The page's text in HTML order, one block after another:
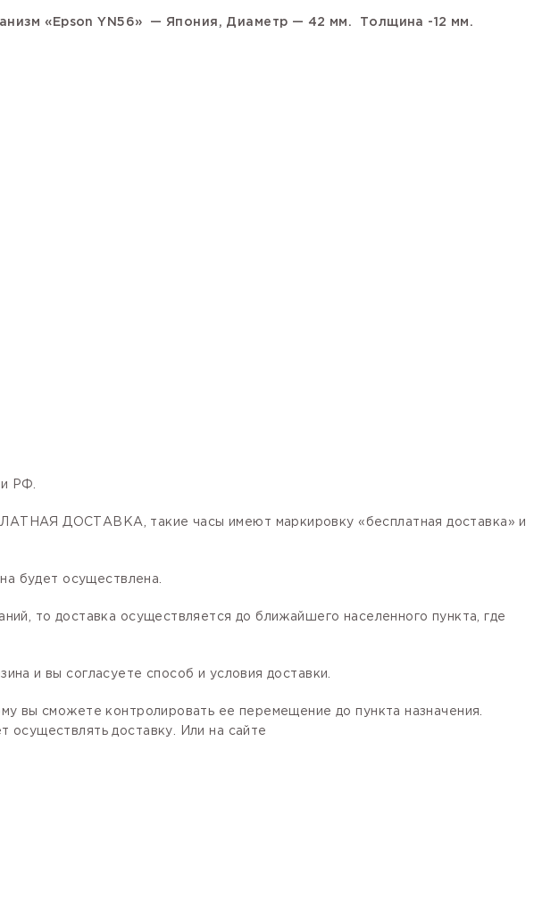
«Epson YN56» — Япония, Диаметр — 42 мм. Толщина -12 мм.
РФ.
ДОСТАВКА, такие часы имеют маркировку «бесплатная доставка» и
будет осуществлена.
то доставка осуществляется до ближайшего населенного пункта, где
и вы согласуете способ и условия доставки.
вы сможете контролировать ее перемещение до пункта назначения.
осуществлять доставку. Или на сайте